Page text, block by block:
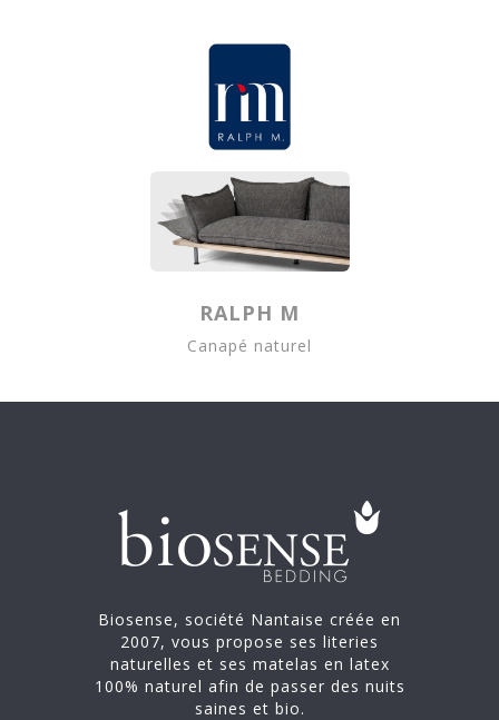
RALPH M
Canapé naturel
Biosense, société Nantaise créée en
2007, vous propose ses literies
naturelles et ses matelas en latex
100% naturel afin de passer des nuits
saines et bio.